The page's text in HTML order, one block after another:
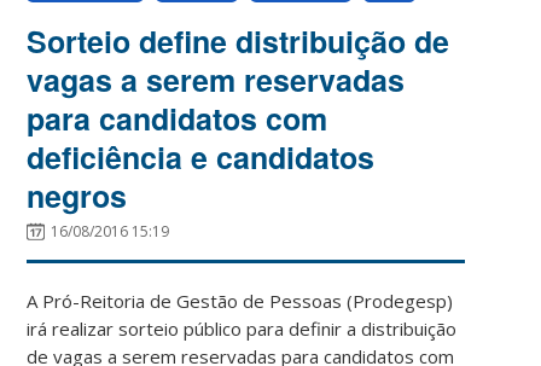
Sorteio define distribuição de
vagas a serem reservadas
para candidatos com
deficiência e candidatos
negros
16/08/2016 15:19
A Pró-Reitoria de Gestão de Pessoas (Prodegesp)
irá realizar sorteio público para definir a distribuição
de vagas a serem reservadas para candidatos com